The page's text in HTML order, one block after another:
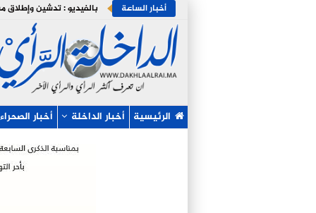
أخبار الساعة
الرئيسية أخبار الداخلة أخبار الصحراء